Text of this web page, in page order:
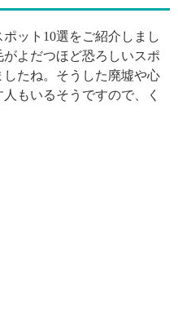
ット10選をご紹介しまし
よだつほど恐ろしいスポ
たね。そうした廃墟や心
もいるそうですので、く